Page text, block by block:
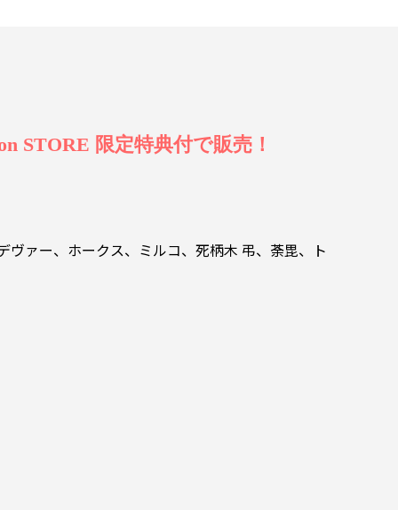
STORE 限定特典付で販売！
ァー、ホークス、ミルコ、死柄木 弔、荼毘、ト